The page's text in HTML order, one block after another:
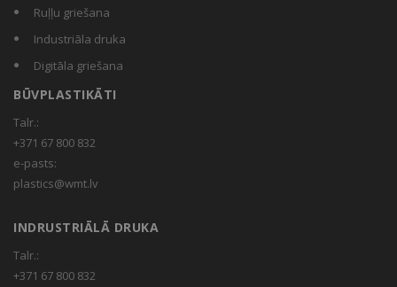
Ruļļu griešana
Industriāla druka
Digitāla griešana
BŪVPLASTIKĀTI
Talr.:
+371 67 800 832
e-pasts:
plastics@wmt.lv
INDRUSTRIĀLĀ DRUKA
Talr.:
+371 67 800 832